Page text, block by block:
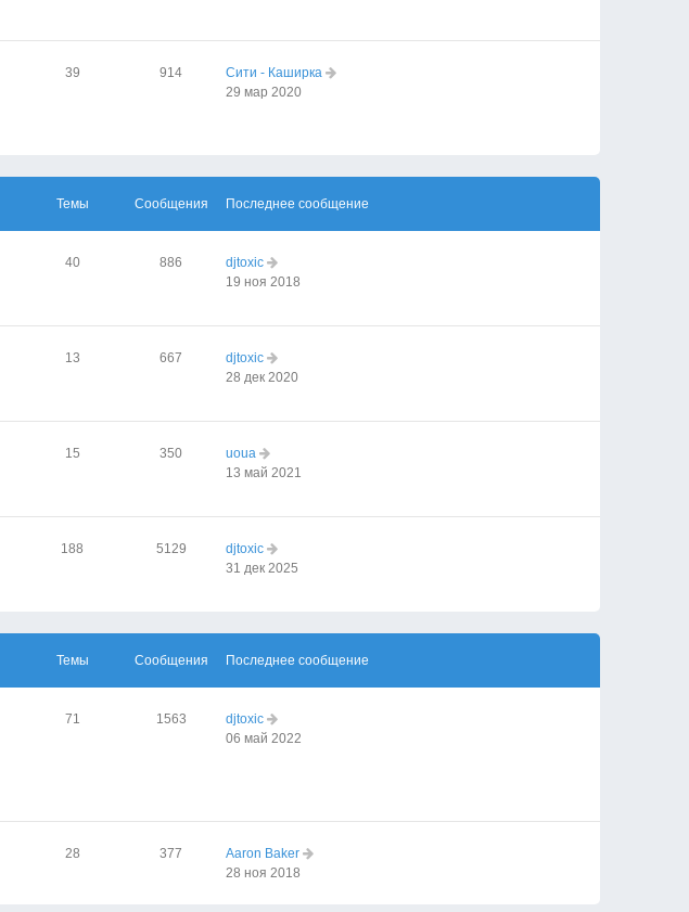
39 914
Сити - Каширка
29 мар 2020
Темы Сообщения Последнее сообщение
40 886
djtoxic
19 ноя 2018
13 667
djtoxic
28 дек 2020
15 350
uoua
13 май 2021
188 5129
djtoxic
31 дек 2025
Темы Сообщения Последнее сообщение
71 1563
djtoxic
06 май 2022
28 377
Aaron Baker
28 ноя 2018